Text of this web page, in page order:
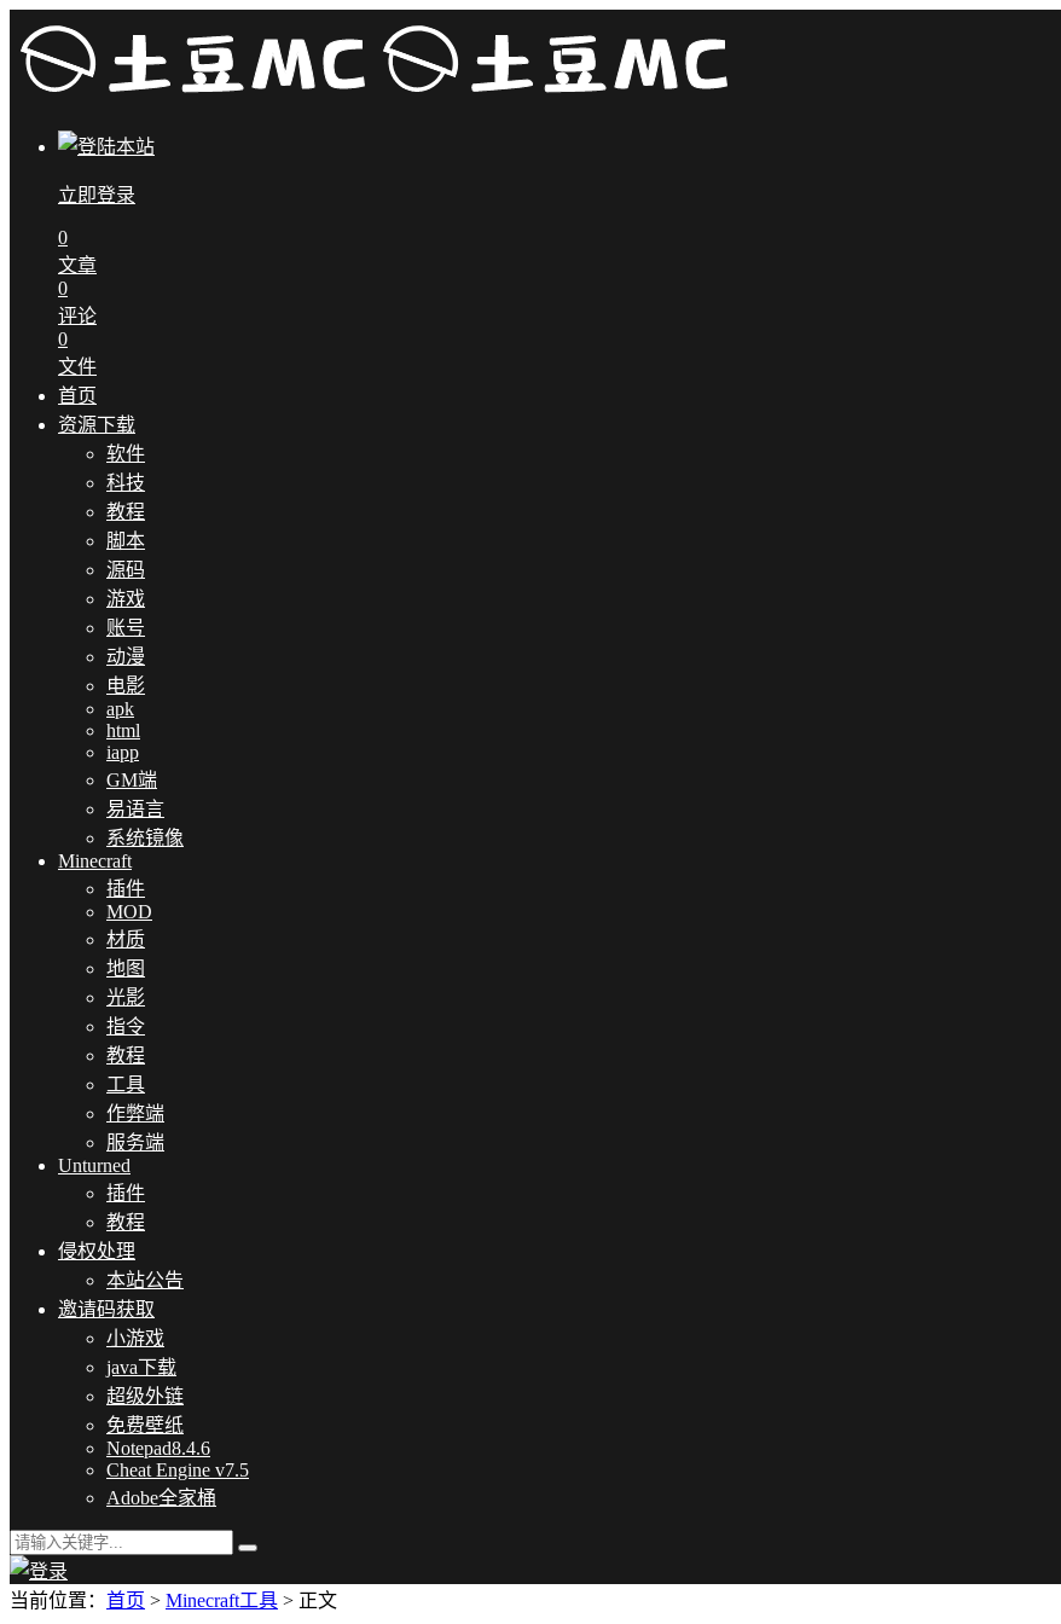
立即登录
0
文章
0
评论
0
文件
首页
资源下载
软件
科技
教程
脚本
源码
游戏
账号
动漫
电影
apk
html
iapp
GM端
易语言
系统镜像
Minecraft
插件
MOD
材质
地图
光影
指令
教程
工具
作弊端
服务端
Unturned
插件
教程
侵权处理
本站公告
邀请码获取
小游戏
java下载
超级外链
免费壁纸
Notepad8.4.6
Cheat Engine v7.5
Adobe全家桶
当前位置： 首页 > Minecraft工具 > 正文